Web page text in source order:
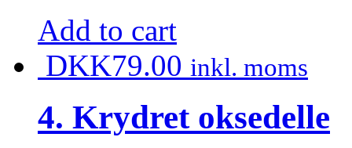
Add to cart
DKK79.00 inkl. moms
4. Krydret oksedelle